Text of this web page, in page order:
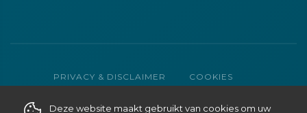
PRIVACY & DISCLAIMER
COOKIES
Deze website maakt gebruikt van cookies om uw